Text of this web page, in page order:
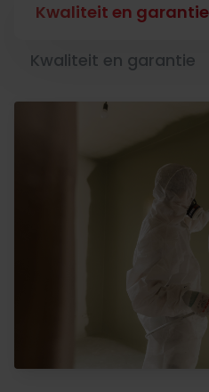
Kwaliteit en garantie
Kwaliteit en garantie